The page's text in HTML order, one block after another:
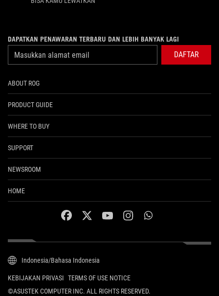
DAPATKAN PENAWARAN TERBARU DAN LEBIH BANYAK LAGI
DAFTAR
ABOUT ROG
PRODUCT GUIDE
WHERE TO BUY
SUPPORT
NEWSROOM
HOME
facebooktwitteryoutubeinstagramwhatsapp
Indonesia/Bahasa Indonesia
KEBIJAKAN PRIVASI TERMS OF USE NOTICE
©ASUSTEK COMPUTER INC. ALL RIGHTS RESERVED.